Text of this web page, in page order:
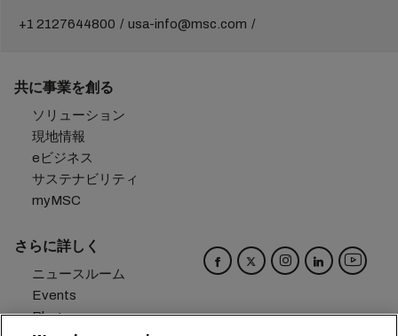
+1 2127644800 usa-info@msc.com
共に事業を創る
ソリューション
現地情報
eビジネス
サステナビリティ
myMSC
さらに詳しく
ニュースルーム
Events
Blog